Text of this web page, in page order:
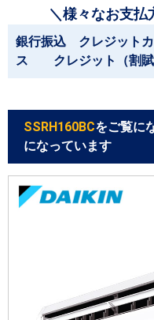
＼様々なお支払
銀行振込 クレジット
ス クレジット（割賦
SSRH160BCをご覧に
になっています